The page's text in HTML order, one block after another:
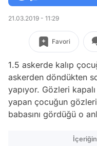
21.03.2019 - 11:29
Favori
1.5 askerde kalıp
askerden döndükten
yapıyor. Gözleri
yapan çocuğun
babasını gördüğü o
İçeriğin